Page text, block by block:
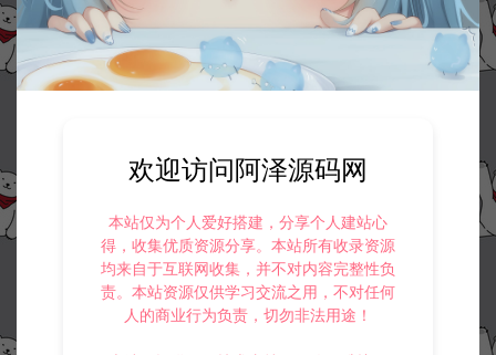
欢迎访问阿泽源码网
本站仅为个人爱好搭建，分享个人建站心
得，收集优质资源分享。本站所有收录资源
均来自于互联网收集，并不对内容完整性负
责。本站资源仅供学习交流之用，不对任何
人的商业行为负责，切勿非法用途！